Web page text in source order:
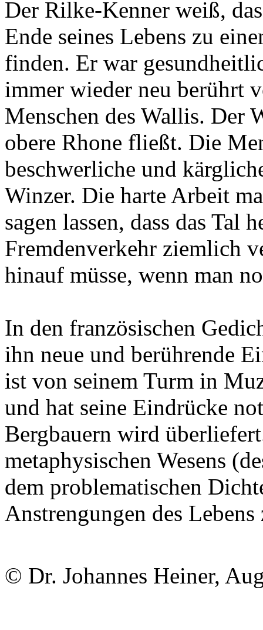
Der Rilke-Kenner weiß,
Ende seines Lebens zu
finden. Er war
immer wieder neu berührt
Menschen des Wallis. Der
obere Rhone fließt. Die
beschwerliche und
Winzer. Die harte Arbeit
sagen lassen, dass das Tal
Fremdenverkehr ziemlich
hinauf müsse, wenn man
In den französischen
ihn neue und berührende
ist von seinem Turm in
und hat seine Eindrücke
Bergbauern wird
metaphysischen Wesens
dem problematischen
Anstrengungen des
© Dr. Johannes Heiner,